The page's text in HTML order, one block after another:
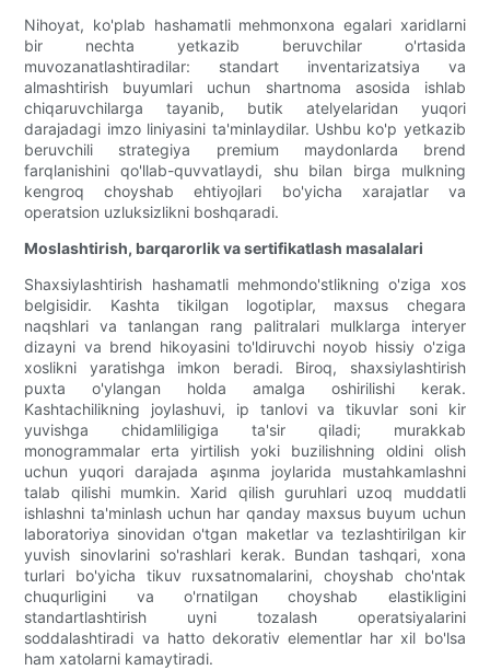
Nihoyat, ko'plab hashamatli mehmonxona egalari xaridlarni
bir nechta yetkazib beruvchilar o'rtasida
muvozanatlashtiradilar: standart inventarizatsiya va
almashtirish buyumlari uchun shartnoma asosida ishlab
chiqaruvchilarga tayanib, butik atelyelaridan yuqori
darajadagi imzo liniyasini ta'minlaydilar. Ushbu ko'p yetkazib
beruvchili strategiya premium maydonlarda brend
farqlanishini qo'llab-quvvatlaydi, shu bilan birga mulkning
kengroq choyshab ehtiyojlari bo'yicha xarajatlar va
operatsion uzluksizlikni boshqaradi.
Moslashtirish, barqarorlik va sertifikatlash masalalari
Shaxsiylashtirish hashamatli mehmondo'stlikning o'ziga xos
belgisidir. Kashta tikilgan logotiplar, maxsus chegara
naqshlari va tanlangan rang palitralari mulklarga interyer
dizayni va brend hikoyasini to'ldiruvchi noyob hissiy o'ziga
xoslikni yaratishga imkon beradi. Biroq, shaxsiylashtirish
puxta o'ylangan holda amalga oshirilishi kerak.
Kashtachilikning joylashuvi, ip tanlovi va tikuvlar soni kir
yuvishga chidamliligiga ta'sir qiladi; murakkab
monogrammalar erta yirtilish yoki buzilishning oldini olish
uchun yuqori darajada aşınma joylarida mustahkamlashni
talab qilishi mumkin. Xarid qilish guruhlari uzoq muddatli
ishlashni ta'minlash uchun har qanday maxsus buyum uchun
laboratoriya sinovidan o'tgan maketlar va tezlashtirilgan kir
yuvish sinovlarini so'rashlari kerak. Bundan tashqari, xona
turlari bo'yicha tikuv ruxsatnomalarini, choyshab cho'ntak
chuqurligini va o'rnatilgan choyshab elastikligini
standartlashtirish uyni tozalash operatsiyalarini
soddalashtiradi va hatto dekorativ elementlar har xil bo'lsa
ham xatolarni kamaytiradi.